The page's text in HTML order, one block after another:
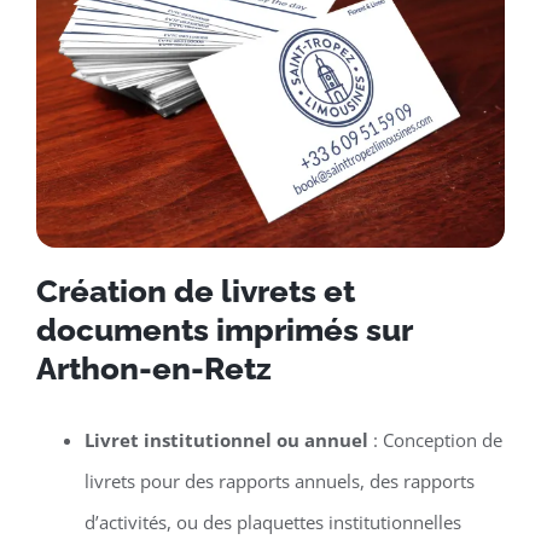
Création de livrets et
documents imprimés sur
Arthon-en-Retz
Livret institutionnel ou annuel : Conception de
livrets pour des rapports annuels, des rapports
d’activités, ou des plaquettes institutionnelles